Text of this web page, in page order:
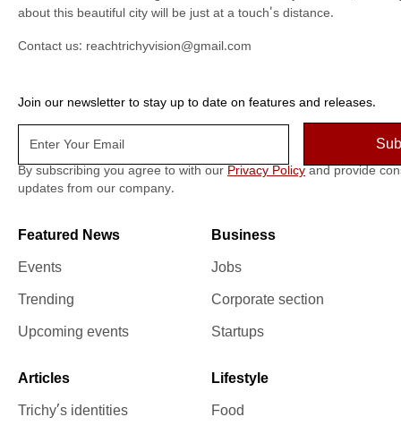
about this beautiful city will be just at a touch's distance.
Contact us: reachtrichyvision@gmail.com
Join our newsletter to stay up to date on features and releases.
By subscribing you agree to with our Privacy Policy and provide
updates from our company.
Featured News
Events
Trending
Upcoming events
Business
Jobs
Corporate section
Startups
Articles
Trichy’s identities
Lifestyle
Food